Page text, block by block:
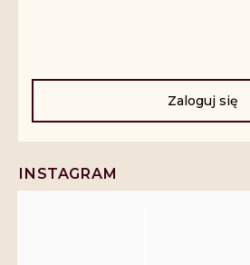
Zaloguj się
INSTAGRAM